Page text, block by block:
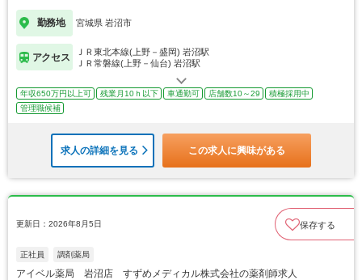
勤務地 宮城県 岩沼市
アクセス
ＪＲ東北本線(上野－盛岡) 岩沼駅
ＪＲ常磐線(上野－仙台) 岩沼駅
年収650万円以上可 残業月10ｈ以下 車通勤可 店舗数10～29
積極採用中
管理職候補
求人の詳細を見る この求人に興味がある
更新日：2026年8月5日 保存する
正社員 調剤薬局
アイベル薬局 岩沼店 すずめメディカル株式会社の薬剤師求人